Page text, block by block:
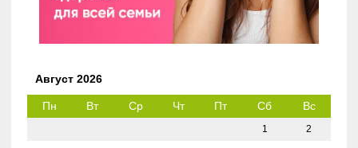
Август 2026
Пн Вт Ср Чт Пт Сб Вс
1 2